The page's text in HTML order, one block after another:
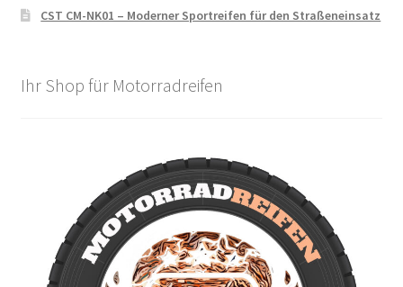
CST CM-NK01 – Moderner Sportreifen für den Straßeneinsatz
Ihr Shop für Motorradreifen